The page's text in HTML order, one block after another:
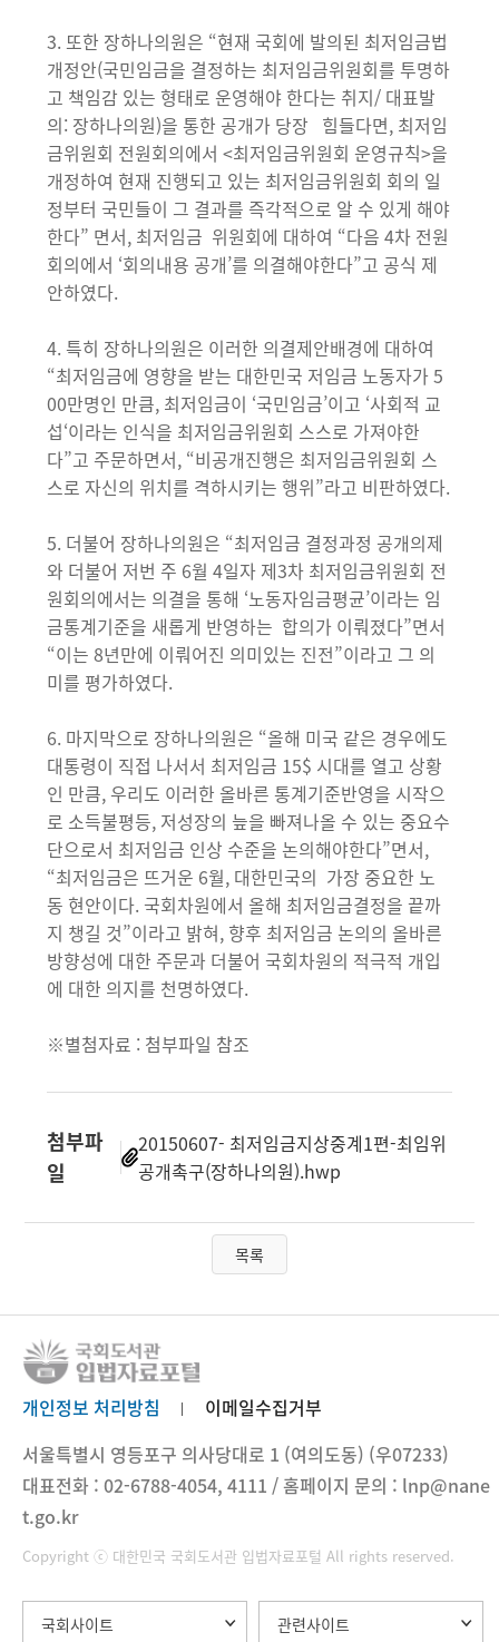
3. 또한 장하나의원은 “현재 국회에 발의된 최저임금법
개정안(국민임금을 결정하는 최저임금위원회를 투명하
고 책임감 있는 형태로 운영해야 한다는 취지/ 대표발
의: 장하나의원)을 통한 공개가 당장 힘들다면, 최저임
금위원회 전원회의에서 <최저임금위원회 운영규칙>을
개정하여 현재 진행되고 있는 최저임금위원회 회의 일
정부터 국민들이 그 결과를 즉각적으로 알 수 있게 해야
한다” 면서, 최저임금 위원회에 대하여 “다음 4차 전원
회의에서 ‘회의내용 공개’를 의결해야한다”고 공식 제
안하였다.
4. 특히 장하나의원은 이러한 의결제안배경에 대하여
“최저임금에 영향을 받는 대한민국 저임금 노동자가 5
00만명인 만큼, 최저임금이 ‘국민임금’이고 ‘사회적 교
섭‘이라는 인식을 최저임금위원회 스스로 가져야한
다”고 주문하면서, “비공개진행은 최저임금위원회 스
스로 자신의 위치를 격하시키는 행위”라고 비판하였다.
5. 더불어 장하나의원은 “최저임금 결정과정 공개의제
와 더불어 저번 주 6월 4일자 제3차 최저임금위원회 전
원회의에서는 의결을 통해 ‘노동자임금평균’이라는 임
금통계기준을 새롭게 반영하는 합의가 이뤄졌다”면서
“이는 8년만에 이뤄어진 의미있는 진전”이라고 그 의
미를 평가하였다.
6. 마지막으로 장하나의원은 “올해 미국 같은 경우에도
대통령이 직접 나서서 최저임금 15$ 시대를 열고 상황
인 만큼, 우리도 이러한 올바른 통계기준반영을 시작으
로 소득불평등, 저성장의 늪을 빠져나올 수 있는 중요수
단으로서 최저임금 인상 수준을 논의해야한다”면서,
“최저임금은 뜨거운 6월, 대한민국의 가장 중요한 노
동 현안이다. 국회차원에서 올해 최저임금결정을 끝까
지 챙길 것”이라고 밝혀, 향후 최저임금 논의의 올바른
방향성에 대한 주문과 더불어 국회차원의 적극적 개입
에 대한 의지를 천명하였다.
※별첨자료 : 첨부파일 참조
첨부파
일
20150607- 최저임금지상중계1편-최임위
공개촉구(장하나의원).hwp
목록
개인정보 처리방침
이메일수집거부
서울특별시 영등포구 의사당대로 1 (여의도동) (우07233)
대표전화 : 02-6788-4054, 4111 / 홈페이지 문의 : lnp@nane
t.go.kr
Copyright ⓒ 대한민국 국회도서관 입법자료포털 All rights reserved.
국회사이트 관련사이트